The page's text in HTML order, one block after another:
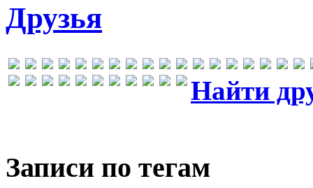
Друзья
Найти
Записи по тегам